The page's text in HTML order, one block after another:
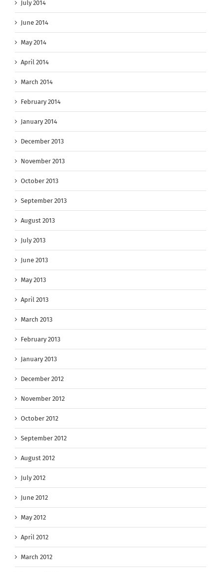
July 2014
June 2014
May 2014
April 2014
March 2014
February 2014
January 2014
December 2013
November 2013
October 2013
September 2013
August 2013
July 2013
June 2013
May 2013
April 2013
March 2013
February 2013
January 2013
December 2012
November 2012
October 2012
September 2012
August 2012
July 2012
June 2012
May 2012
April 2012
March 2012